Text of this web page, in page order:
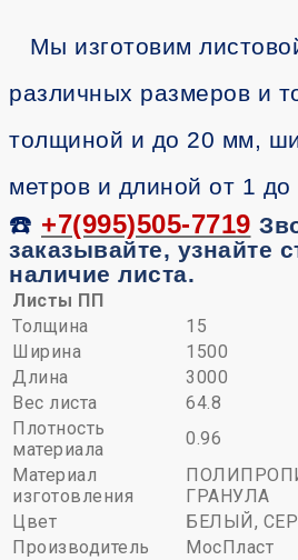
Мы изготовим
различных размеров и
толщиной и до 20 мм,
метров и длиной от 1 до
☎️ +7(995)505-7719
заказывайте, узнайте
наличие листа.
Листы ПП
Толщина
15
Ширина
1500
Длина
3000
Вес листа
64.8
Плотность
материала
0.96
Материал
изготовления
ГРАНУЛА
Цвет
БЕЛЫЙ,
Производитель
МосПласт